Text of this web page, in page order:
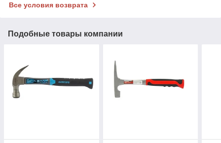
Все условия возврата
Подобные товары компании